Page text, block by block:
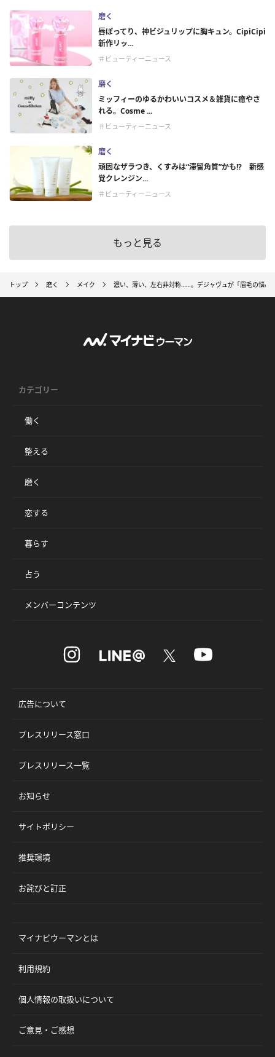
磨く
唇ぽってり、神ビジュリップに胸キュン。CipiCipi
新作リッ...
＃ビューティーニュース
磨く
ミッフィーのゆるかわいいコスメ＆雑貨に癒やさ
れる。Cosme ...
＃ビューティーニュース
磨く
頑固なザラつき、くすみは“滞留角質”かも!? 新感
覚クレンジン...
＃ビューティーニュース
もっと見る
トップ 磨く メイク 濃い、薄い、左右非対称……。デジャヴュが「眉毛の悩み
カテゴリー
働く
整える
磨く
恋する
暮らす
占う
メンバーコンテンツ
広告について
プレスリリース窓口
プレスリリース一覧
お知らせ
サイトポリシー
推奨環境
お詫びと訂正
マイナビウーマンとは
利用規約
個人情報の取扱いについて
ご意見・ご感想